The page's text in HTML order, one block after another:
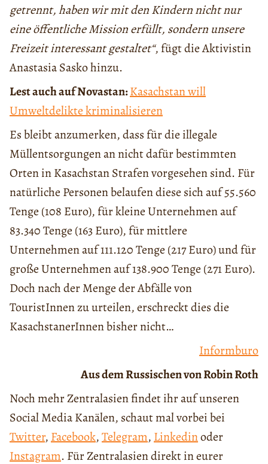
getrennt, haben wir mit den Kindern nicht nur
eine öffentliche Mission erfüllt, sondern unsere
Freizeit interessant gestaltet“, fügt die Aktivistin
Anastasia Sasko hinzu.
Lest auch auf Novastan:Kasachstan will
Umweltdelikte kriminalisieren
Es bleibt anzumerken, dass für die illegale
Müllentsorgungen an nicht dafür bestimmten
Orten in Kasachstan Strafen vorgesehen sind. Für
natürliche Personen belaufen diese sich auf 55.560
Tenge (108 Euro), für kleine Unternehmen auf
83.340 Tenge (163 Euro), für mittlere
Unternehmen auf 111.120 Tenge (217 Euro) und für
große Unternehmen auf 138.900 Tenge (271 Euro).
Doch nach der Menge der Abfälle von
TouristInnen zu urteilen, erschreckt dies die
KasachstanerInnen bisher nicht…
Informburo
Aus dem Russischen von Robin Roth
Noch mehr Zentralasien findet ihr auf unseren
Social Media Kanälen, schaut mal vorbei bei
Twitter, Facebook,Telegram, Linkedinoder
Instagram. Für Zentralasien direkt in eurer